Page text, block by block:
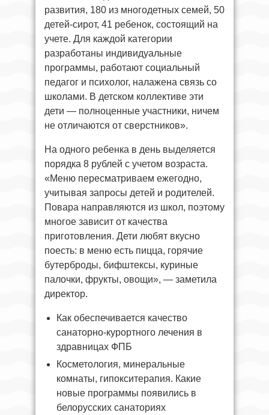
развития, 180 из многодетных семей, 50
детей-сирот, 41 ребенок, состоящий на
учете. Для каждой категории
разработаны индивидуальные
программы, работают социальный
педагог и психолог, налажена связь со
школами. В детском коллективе эти
дети — полноценные участники, ничем
не отличаются от сверстников».
На одного ребенка в день выделяется
порядка 8 рублей с учетом возраста.
«Меню пересматриваем ежегодно,
учитывая запросы детей и родителей.
Повара направляются из школ, поэтому
многое зависит от качества
приготовления. Дети любят вкусно
поесть: в меню есть пицца, горячие
бутерброды, бифштексы, куриные
палочки, фрукты, овощи», — заметила
директор.
Как обеспечивается качество
санаторно-курортного лечения в
здравницах ФПБ
Косметология, минеральные
комнаты, гипокситерапия. Какие
новые программы появились в
белорусских санаториях